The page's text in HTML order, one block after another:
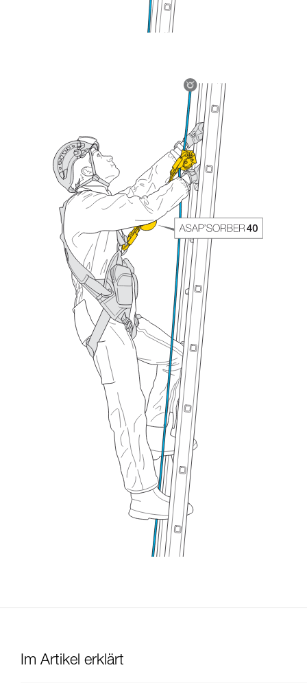
Im Artikel erklärt